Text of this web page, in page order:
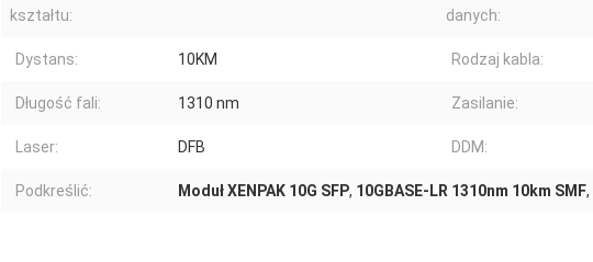
kształtu:
danych:
Dystans: 10KM Rodzaj kabla:
Długość fali: 1310 nm Zasilanie:
Laser: DFB DDM:
Podkreślić: Moduł XENPAK 10G SFP, 10GBASE-LR 1310nm 10km SMF,